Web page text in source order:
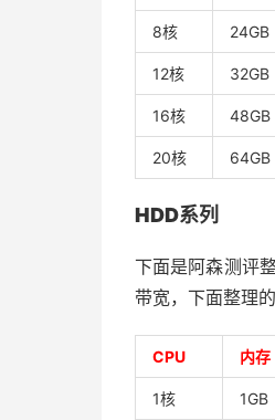
8核 24GB
12核 32GB
16核 48GB
20核 64GB
HDD系列
下面是阿森测评
带宽，下面整理
CPU 内存
1核 1GB